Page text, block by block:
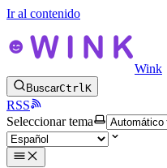
Ir al contenido
Wink
BuscarCtrlK
RSS
Seleccionar tema